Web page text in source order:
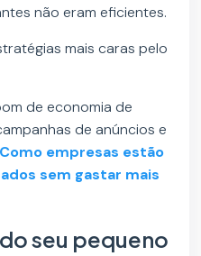
não eram eficientes.
mais caras pelo
de economia de
de anúncios e
Como empresas estão
sem gastar mais
seu pequeno